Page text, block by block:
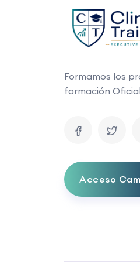
Formamos los
formación
Acceso